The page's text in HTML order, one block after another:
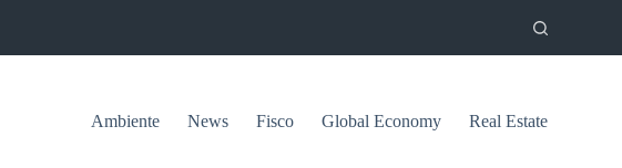
Ambiente News Fisco Global Economy Real Estate